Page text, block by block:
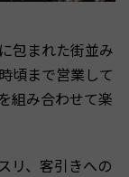
包まれた街並み
頃まで営業して
組み合わせて楽
リ、客引きへの